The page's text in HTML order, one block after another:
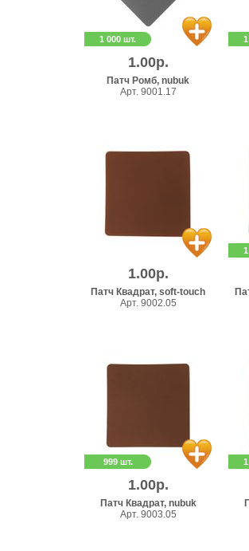
1 000 шт.
1.00р.
Патч Ромб, nubuk
Арт. 9001.17
1.00р.
Патч Квадрат, soft-touch
Арт. 9002.05
999 шт.
1.00р.
Патч Квадрат, nubuk
Арт. 9003.05